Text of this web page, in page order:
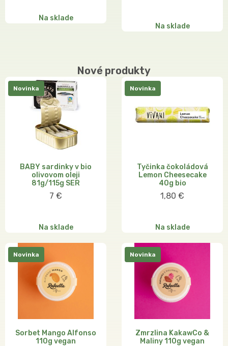
Na sklade
Na sklade
Nové produkty
Novinka
BABY sardinky v bio
olivovom oleji
81g/115g SER
7 €
Na sklade
Novinka
Tyčinka čokoládová
Lemon Cheesecake
40g bio
1,80 €
Na sklade
Novinka
Sorbet Mango Alfonso
110g vegan
Novinka
Zmrzlina KakawCo &
Maliny 110g vegan